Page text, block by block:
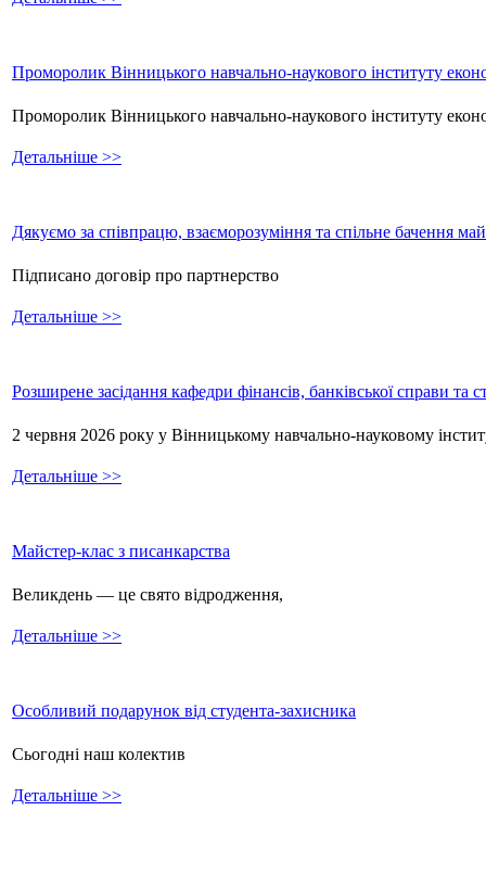
Проморолик Вінницького навчально-наукового інституту
Проморолик Вінницького навчально-наукового інституту
Детальніше >>
Дякуємо за співпрацю, взаєморозуміння та спільне бачення
Підписано договір про партнерство
Детальніше >>
Розширене засідання кафедри фінансів, банківської справи та
2 червня 2026 року у Вінницькому навчально-науковому
Детальніше >>
Майстер-клас з писанкарства
Великдень — це свято відродження,
Детальніше >>
Особливий подарунок від студента-захисника
Сьогодні наш колектив
Детальніше >>